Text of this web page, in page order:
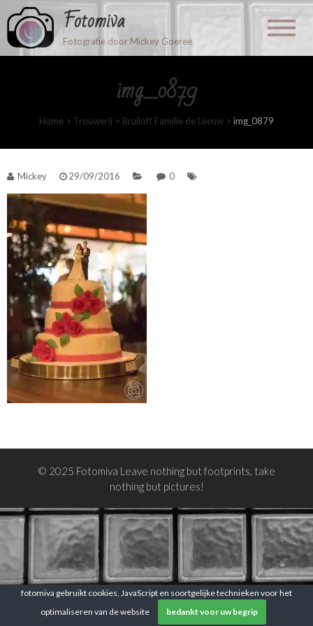
Fotomiva
Fotografie door Mickey Goeree
img_0879
Home > Trouwerij > Bruiloft Familie de Leeuw > img_0879
Mickey 29/09/2016 0
© 2025 Fotomiva Leave nothing but footprints, take
nothing but pictures!
fotomiva gebruikt cookies, JavaScript en soortgelijke technieken voor het
optimaliseren van de website
bedankt voor uw begrip